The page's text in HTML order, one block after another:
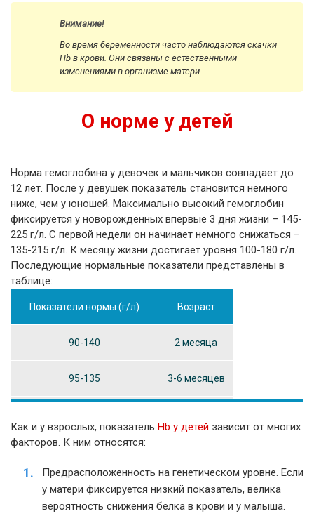
Внимание!
Во время беременности часто наблюдаются скачки
Hb в крови. Они связаны с естественными
изменениями в организме матери.
О норме у детей
Норма гемоглобина у девочек и мальчиков совпадает до
12 лет. После у девушек показатель становится немного
ниже, чем у юношей. Максимально высокий гемоглобин
фиксируется у новорожденных впервые 3 дня жизни – 145-
225 г/л. С первой недели он начинает немного снижаться –
135-215 г/л. К месяцу жизни достигает уровня 100-180 г/л.
Последующие нормальные показатели представлены в
таблице:
Показатели нормы (г/л) Возраст
90-140 2 месяца
95-135 3-6 месяцев
115-150 7-12 лет
Как и у взрослых, показатель Hb у детей зависит от многих
факторов. К ним относятся:
Предрасположенность на генетическом уровне. Если
у матери фиксируется низкий показатель, велика
вероятность снижения белка в крови и у малыша.